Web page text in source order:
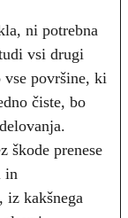
ni potrebna
vsi drugi
površine, ki
čiste, bo
škode prenese
in
iz kakšnega